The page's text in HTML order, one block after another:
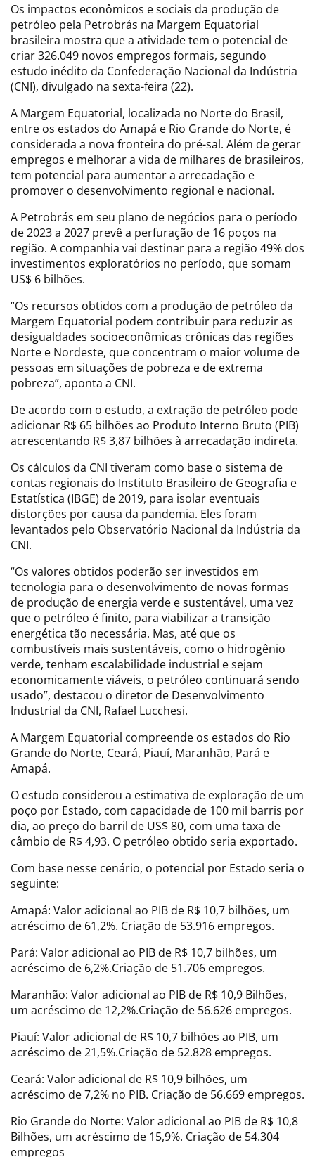
Os impactos econômicos e sociais da produção de
petróleo pela Petrobrás na Margem Equatorial
brasileira mostra que a atividade tem o potencial de
criar 326.049 novos empregos formais, segundo
estudo inédito da Confederação Nacional da Indústria
(CNI), divulgado na sexta-feira (22).
A Margem Equatorial, localizada no Norte do Brasil,
entre os estados do Amapá e Rio Grande do Norte, é
considerada a nova fronteira do pré-sal. Além de gerar
empregos e melhorar a vida de milhares de brasileiros,
tem potencial para aumentar a arrecadação e
promover o desenvolvimento regional e nacional.
A Petrobrás em seu plano de negócios para o período
de 2023 a 2027 prevê a perfuração de 16 poços na
região. A companhia vai destinar para a região 49% dos
investimentos exploratórios no período, que somam
US$ 6 bilhões.
“Os recursos obtidos com a produção de petróleo da
Margem Equatorial podem contribuir para reduzir as
desigualdades socioeconômicas crônicas das regiões
Norte e Nordeste, que concentram o maior volume de
pessoas em situações de pobreza e de extrema
pobreza”, aponta a CNI.
De acordo com o estudo, a extração de petróleo pode
adicionar R$ 65 bilhões ao Produto Interno Bruto (PIB)
acrescentando R$ 3,87 bilhões à arrecadação indireta.
Os cálculos da CNI tiveram como base o sistema de
contas regionais do Instituto Brasileiro de Geografia e
Estatística (IBGE) de 2019, para isolar eventuais
distorções por causa da pandemia. Eles foram
levantados pelo Observatório Nacional da Indústria da
CNI.
“Os valores obtidos poderão ser investidos em
tecnologia para o desenvolvimento de novas formas
de produção de energia verde e sustentável, uma vez
que o petróleo é finito, para viabilizar a transição
energética tão necessária. Mas, até que os
combustíveis mais sustentáveis, como o hidrogênio
verde, tenham escalabilidade industrial e sejam
economicamente viáveis, o petróleo continuará sendo
usado”, destacou o diretor de Desenvolvimento
Industrial da CNI, Rafael Lucchesi.
A Margem Equatorial compreende os estados do Rio
Grande do Norte, Ceará, Piauí, Maranhão, Pará e
Amapá.
O estudo considerou a estimativa de exploração de um
poço por Estado, com capacidade de 100 mil barris por
dia, ao preço do barril de US$ 80, com uma taxa de
câmbio de R$ 4,93. O petróleo obtido seria exportado.
Com base nesse cenário, o potencial por Estado seria o
seguinte:
Amapá: Valor adicional ao PIB de R$ 10,7 bilhões, um
acréscimo de 61,2%. Criação de 53.916 empregos.
Pará: Valor adicional ao PIB de R$ 10,7 bilhões, um
acréscimo de 6,2%.Criação de 51.706 empregos.
Maranhão: Valor adicional ao PIB de R$ 10,9 Bilhões,
um acréscimo de 12,2%.Criação de 56.626 empregos.
Piauí: Valor adicional de R$ 10,7 bilhões ao PIB, um
acréscimo de 21,5%.Criação de 52.828 empregos.
Ceará: Valor adicional de R$ 10,9 bilhões, um
acréscimo de 7,2% no PIB. Criação de 56.669 empregos.
Rio Grande do Norte: Valor adicional ao PIB de R$ 10,8
Bilhões, um acréscimo de 15,9%. Criação de 54.304
empregos